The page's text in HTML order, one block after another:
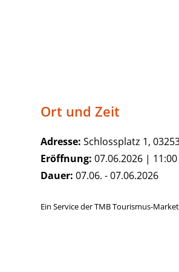
Ort und Zeit
Adresse: Schlossplatz 1,
Eröffnung: 07.06.2026 |
Dauer: 07.06. - 07.06.2026
Ein Service der TMB Tourismus-